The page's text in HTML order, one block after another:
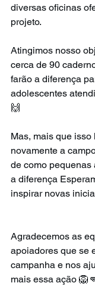
diversas oficinas
projeto.
Atingimos nosso
cerca de 90
farão a diferença
adolescentes
🙌
Mas, mais que isso
novamente a
de como pequenas
a diferença
inspirar novas
Agradecemos as
apoiadores que se
campanha e nos
mais essa ação